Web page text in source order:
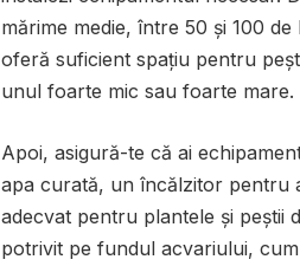
mărime medie, între 50 și 100
oferă suficient spațiu pentru
unul foarte mic sau foarte mare.
Apoi, asigură-te că ai
apa curată, un încălzitor pentru
adecvat pentru plantele și peștii
potrivit pe fundul acvariului,